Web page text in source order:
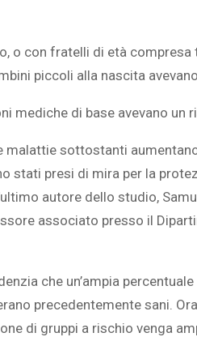
o con fratelli di età
piccoli alla nascita
mediche di base avevano
malattie sottostanti
stati presi di mira per la
autore dello studio,
associato presso il
che un’ampia
precedentemente sani.
di gruppi a rischio venga